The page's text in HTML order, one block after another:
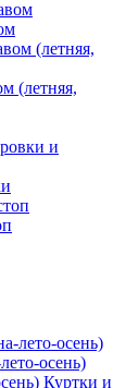
(летняя,
и
осень)
Куртки и